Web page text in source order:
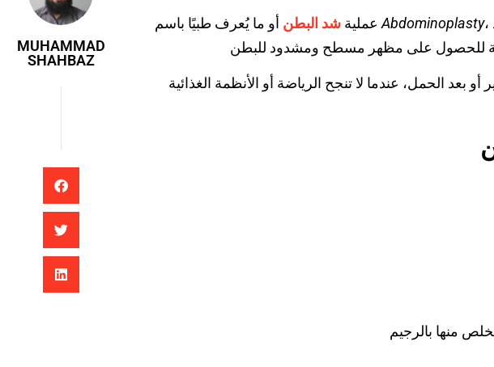
MUHAMMAD
SHAHBAZ
عمليةشد البطن Abdominoplasty، هي إجراء جراحي تجميلي يهدف إلى إزالة الجلد الزائد
أو بعد الحمل، عندما لا تنجح الرياضة أو الأنظمة الغذائية
منها بالرجيم